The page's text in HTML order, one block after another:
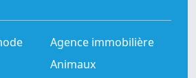
Agence immobilière
Animaux